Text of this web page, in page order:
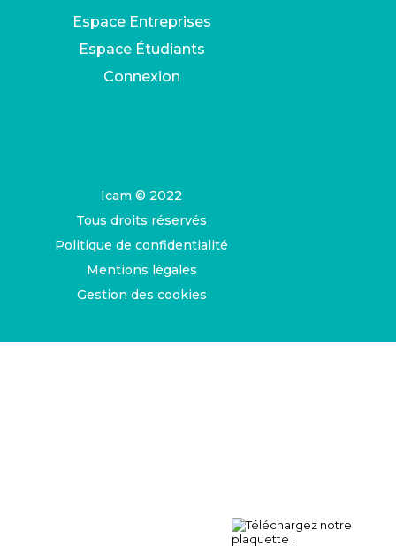
Espace Entreprises
Espace Étudiants
Connexion
Icam © 2022
Tous droits réservés
Politique de confidentialité
Mentions légales
Gestion des cookies